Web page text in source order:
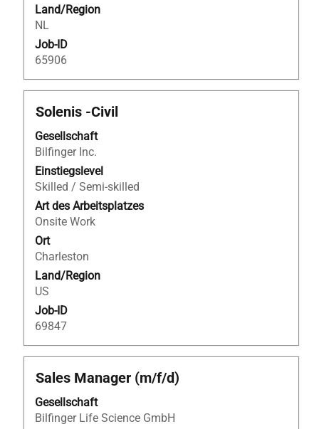
Land/Region
NL
Job-ID
65906
Stellenbezeichnung
Solenis -Civil
Gesellschaft
Bilfinger Inc.
Einstiegslevel
Skilled / Semi-skilled
Art des Arbeitsplatzes
Onsite Work
Ort
Charleston
Land/Region
US
Job-ID
69847
Drücken
die
Leertaste,
um
die
Stelleninformationen
vollständig
anzuzeigen.
Stellenbezeichnung
Sales Manager (m/f/d)
Gesellschaft
Bilfinger Life Science GmbH
Drücken
die
Leertaste,